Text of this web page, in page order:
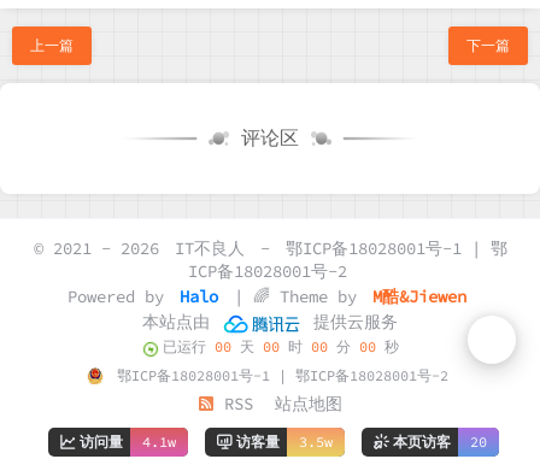
上一篇 下一篇
评论区
© 2021 - 2026 IT不良人 -
鄂ICP备18028001号-1 | 鄂
ICP备18028001号-2
Powered by
Halo | 🌈 Theme by
M酷&Jiewen
本站点由
提供云服务
已运行 00天 00时 00分 00秒
鄂ICP备18028001号-1 | 鄂ICP备18028001号-2
RSS 站点地图
访问量 4.1w 访客量 3.5w 本页访客 20